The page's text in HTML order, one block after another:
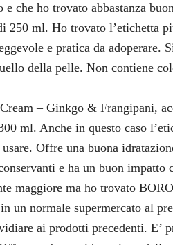
che ho trovato abbastanza
250 ml. Ho trovato l’etichetta
e pratica da adoperare.
della pelle. Non contiene
– Ginkgo & Frangipani,
ml. Anche in questo caso
Offre una buona
e ha un buon impatto
maggiore ma ho trovato
un normale supermercato al
ai prodotti precedenti. E’